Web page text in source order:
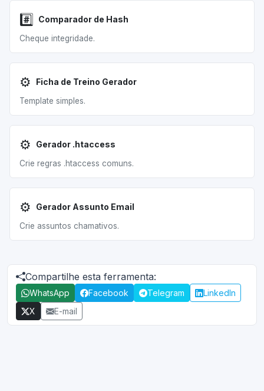
#️⃣ Comparador de Hash
Cheque integridade.
⚙️ Ficha de Treino Gerador
Template simples.
⚙️ Gerador .htaccess
Crie regras .htaccess comuns.
⚙️ Gerador Assunto Email
Crie assuntos chamativos.
Compartilhe esta ferramenta:
WhatsApp Facebook Telegram
LinkedIn
X
E-mail